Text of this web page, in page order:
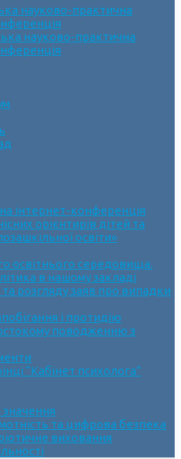
науково-практична
науково-практична
інтернет-конференція
орієнтирів дітей та
освіти»
освітнього середовища.
в нашому закладі
розгляду заяв про випадки
і протидію
поводженню з
“Кабінет психолога”
значення
та цифрова безпека
виховання